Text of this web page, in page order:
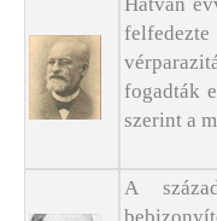
fogadták
szerint a
A